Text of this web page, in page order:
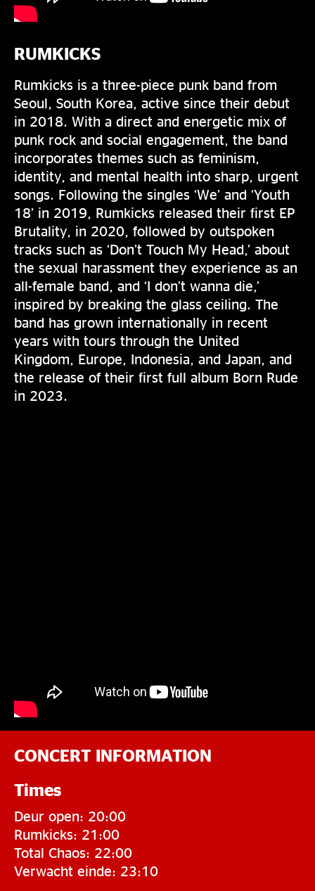
RUMKICKS
Rumkicks is a three-piece punk band from
Seoul, South Korea, active since their debut
in 2018. With a direct and energetic mix of
punk rock and social engagement, the band
incorporates themes such as feminism,
identity, and mental health into sharp, urgent
songs. Following the singles ‘We’ and ‘Youth
18’ in 2019, Rumkicks released their first EP
Brutality, in 2020, followed by outspoken
tracks such as ‘Don’t Touch My Head,’ about
the sexual harassment they experience as an
all-female band, and ‘I don’t wanna die,’
inspired by breaking the glass ceiling. The
band has grown internationally in recent
years with tours through the United
Kingdom, Europe, Indonesia, and Japan, and
the release of their first full album Born Rude
in 2023.
CONCERT INFORMATION
Times
Deur open: 20:00
Rumkicks: 21:00
Total Chaos: 22:00
Verwacht einde: 23:10